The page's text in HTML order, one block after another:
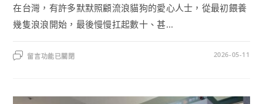
在台灣，有許多默默照顧流浪貓狗的愛心人士，從最初餵養
幾隻浪浪開始，最後慢慢扛起數十、甚...
留言功能已關閉 2026-05-11